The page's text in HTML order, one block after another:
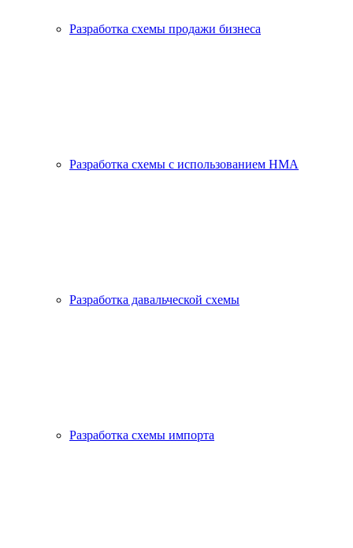
Разработка схемы продажи бизнеса
Разработка схемы с использованием HMA
Разработка давальческой схемы
Разработка схемы импорта